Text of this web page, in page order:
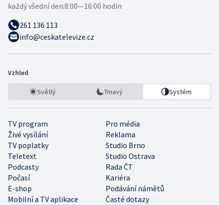
každý všední den:8:00—16:00 hodin
261 136 113
info@ceskatelevize.cz
Vzhled
Světlý Tmavý Systém
TV program
Pro média
Živé vysílání
Reklama
TV poplatky
Studio Brno
Teletext
Studio Ostrava
Podcasty
Rada ČT
Počasí
Kariéra
E-shop
Podávání námětů
Mobilní a TV aplikace
Časté dotazy